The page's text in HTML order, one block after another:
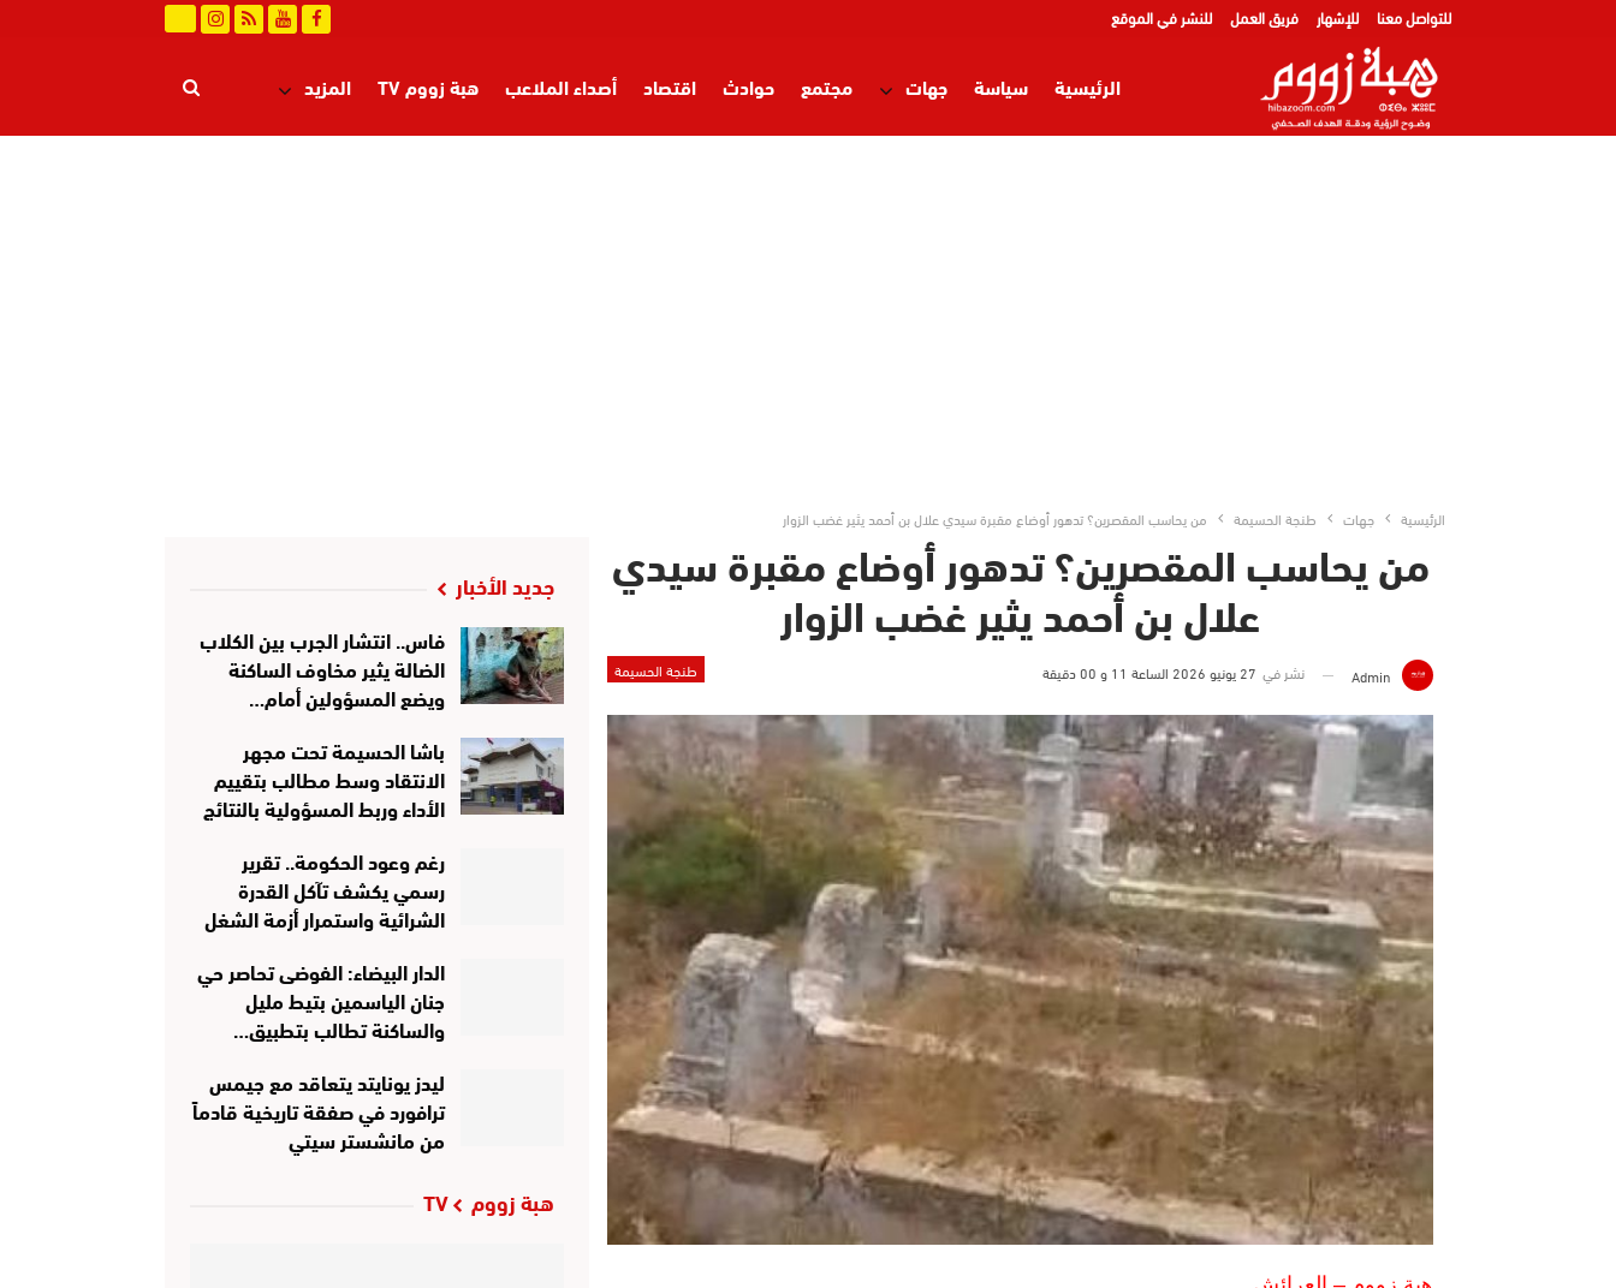
للتواصل معنا للإشهار فريق العمل للنشر في الموقع
الرئيسية سياسة جهات مجتمع حوادث اقتصاد أصداء الملاعب هبة زووم TV المزيد
الرئيسية جهات طنجة الحسيمة من يحاسب المقصرين؟ تدهور أوضاع مقبرة سيدي علال بن أحمد يثير غضب الزوار
من يحاسب المقصرين؟ تدهور أوضاع مقبرة سيدي
علال بن أحمد يثير غضب الزوار
طنجة الحسيمة Admin نشر في 27 يونيو 2026 الساعة 11 و 00 دقيقة
جديد الأخبار
فاس.. انتشار الجرب بين الكلاب
الضالة يثير مخاوف الساكنة
ويضع المسؤولين أمام…
باشا الحسيمة تحت مجهر
الانتقاد وسط مطالب بتقييم
الأداء وربط المسؤولية بالنتائج
رغم وعود الحكومة.. تقرير
رسمي يكشف تآكل القدرة
الشرائية واستمرار أزمة الشغل
الدار البيضاء: الفوضى تحاصر حي
جنان الياسمين بتيط مليل
والساكنة تطالب بتطبيق…
ليدز يونايتد يتعاقد مع جيمس
ترافورد في صفقة تاريخية قادماً
من مانشستر سيتي
هبة زووم TV